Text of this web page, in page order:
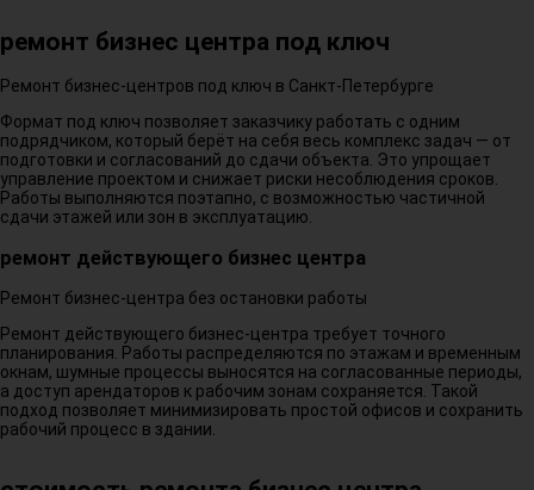
ремонт бизнес центра под ключ
Ремонт бизнес-центров под ключ в Санкт-Петербурге
Формат под ключ позволяет заказчику работать с одним
подрядчиком, который берёт на себя весь комплекс задач — от
подготовки и согласований до сдачи объекта. Это упрощает
управление проектом и снижает риски несоблюдения сроков.
Работы выполняются поэтапно, с возможностью частичной
сдачи этажей или зон в эксплуатацию.
ремонт действующего бизнес центра
Ремонт бизнес-центра без остановки работы
Ремонт действующего бизнес-центра требует точного
планирования. Работы распределяются по этажам и временным
окнам, шумные процессы выносятся на согласованные периоды,
а доступ арендаторов к рабочим зонам сохраняется. Такой
подход позволяет минимизировать простой офисов и сохранить
рабочий процесс в здании.